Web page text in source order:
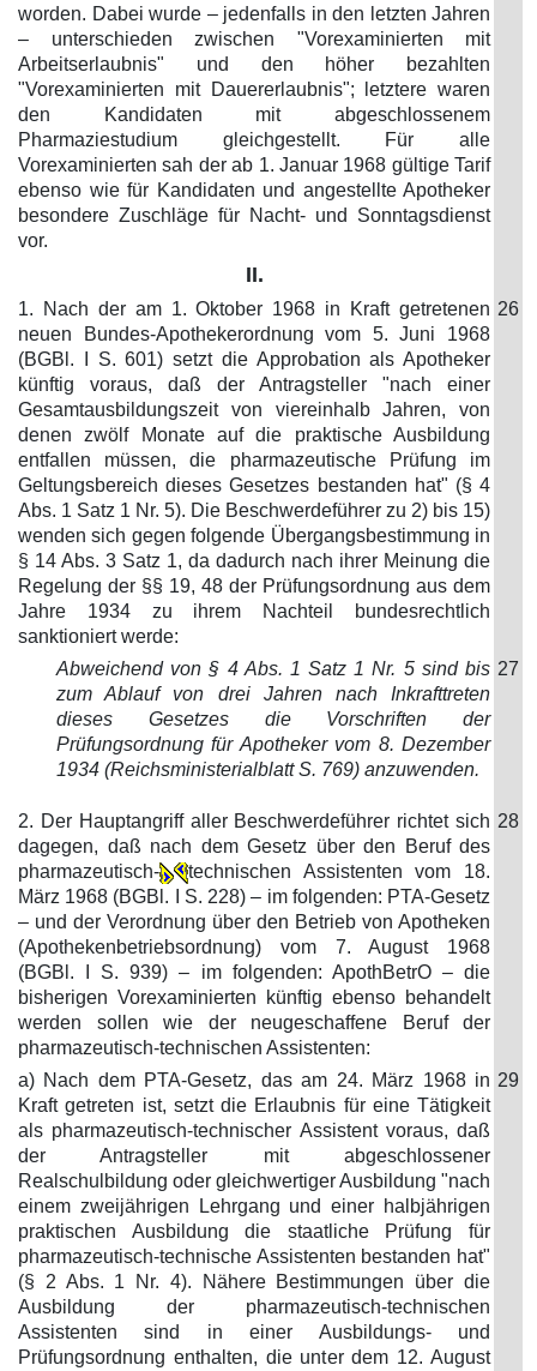
worden. Dabei wurde – jedenfalls in den letzten Jahren
– unterschieden zwischen "Vorexaminierten mit
Arbeitserlaubnis" und den höher bezahlten
"Vorexaminierten mit Dauererlaubnis"; letztere waren
den Kandidaten mit abgeschlossenem
Pharmaziestudium gleichgestellt. Für alle
Vorexaminierten sah der ab 1. Januar 1968 gültige Tarif
ebenso wie für Kandidaten und angestellte Apotheker
besondere Zuschläge für Nacht- und Sonntagsdienst
vor.
II.
1. Nach der am 1. Oktober 1968 in Kraft getretenen
neuen Bundes-Apothekerordnung vom 5. Juni 1968
(BGBl. I S. 601) setzt die Approbation als Apotheker
künftig voraus, daß der Antragsteller "nach einer
Gesamtausbildungszeit von viereinhalb Jahren, von
denen zwölf Monate auf die praktische Ausbildung
entfallen müssen, die pharmazeutische Prüfung im
Geltungsbereich dieses Gesetzes bestanden hat" (§ 4
Abs. 1 Satz 1 Nr. 5). Die Beschwerdeführer zu 2) bis 15)
wenden sich gegen folgende Übergangsbestimmung in
§ 14 Abs. 3 Satz 1, da dadurch nach ihrer Meinung die
Regelung der §§ 19, 48 der Prüfungsordnung aus dem
Jahre 1934 zu ihrem Nachteil bundesrechtlich
sanktioniert werde:
26
Abweichend von § 4 Abs. 1 Satz 1 Nr. 5 sind bis
zum Ablauf von drei Jahren nach Inkrafttreten
dieses Gesetzes die Vorschriften der
Prüfungsordnung für Apotheker vom 8. Dezember
1934 (Reichsministerialblatt S. 769) anzuwenden.
27
2. Der Hauptangriff aller Beschwerdeführer richtet sich
dagegen, daß nach dem Gesetz über den Beruf des
pharmazeutisch-
technischen Assistenten vom 18.
März 1968 (BGBl. I S. 228) – im folgenden: PTA-Gesetz
– und der Verordnung über den Betrieb von Apotheken
(Apothekenbetriebsordnung) vom 7. August 1968
(BGBl. I S. 939) – im folgenden: ApothBetrO – die
bisherigen Vorexaminierten künftig ebenso behandelt
werden sollen wie der neugeschaffene Beruf der
pharmazeutisch-technischen Assistenten:
28
a) Nach dem PTA-Gesetz, das am 24. März 1968 in
Kraft getreten ist, setzt die Erlaubnis für eine Tätigkeit
als pharmazeutisch-technischer Assistent voraus, daß
der Antragsteller mit abgeschlossener
Realschulbildung oder gleichwertiger Ausbildung "nach
einem zweijährigen Lehrgang und einer halbjährigen
praktischen Ausbildung die staatliche Prüfung für
pharmazeutisch-technische Assistenten bestanden hat"
(§ 2 Abs. 1 Nr. 4). Nähere Bestimmungen über die
Ausbildung der pharmazeutisch-technischen
Assistenten sind in einer Ausbildungs- und
Prüfungsordnung enthalten, die unter dem 12. August
29